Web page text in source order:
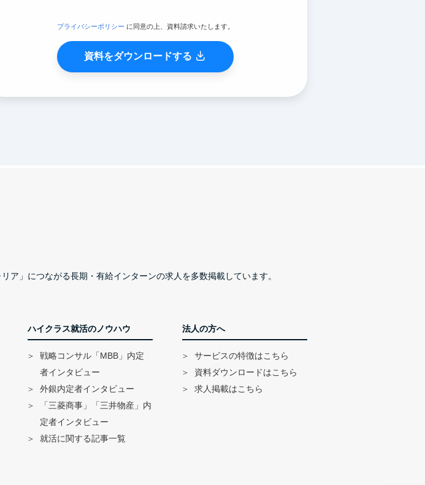
プライバシーポリシー に同意の上、資料請求いたします。
資料をダウンロードする
」につながる長期・有給インターンの求人を多数掲載しています。
ハイクラス就活のノウハウ
戦略コンサル「MBB」内定
者インタビュー
外銀内定者インタビュー
「三菱商事」「三井物産」内
定者インタビュー
就活に関する記事一覧
法人の方へ
サービスの特徴はこちら
資料ダウンロードはこちら
求人掲載はこちら